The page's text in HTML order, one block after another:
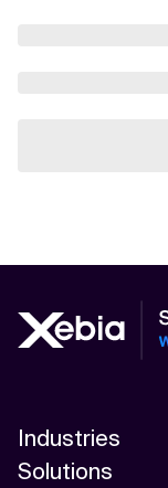
Industries
Solutions